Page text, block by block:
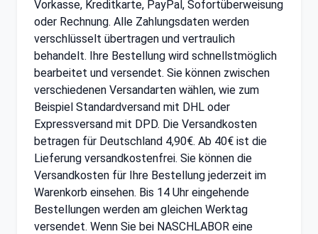
Vorkasse, Kreditkarte, PayPal, Sofortüberweisung
oder Rechnung. Alle Zahlungsdaten werden
verschlüsselt übertragen und vertraulich
behandelt. Ihre Bestellung wird schnellstmöglich
bearbeitet und versendet. Sie können zwischen
verschiedenen Versandarten wählen, wie zum
Beispiel Standardversand mit DHL oder
Expressversand mit DPD. Die Versandkosten
betragen für Deutschland 4,90€. Ab 40€ ist die
Lieferung versandkostenfrei. Sie können die
Versandkosten für Ihre Bestellung jederzeit im
Warenkorb einsehen. Bis 14 Uhr eingehende
Bestellungen werden am gleichen Werktag
versendet. Wenn Sie bei NASCHLABOR eine